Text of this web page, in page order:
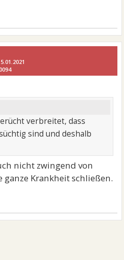
verbreitet, dass
sind und deshalb
nicht zwingend von
Krankheit schließen.